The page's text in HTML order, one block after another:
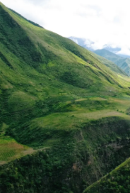
PEO
Auslagern von
INFRASTRUKTUR
Remote
Nahtlose
Plattform
Integrierte HR-
WACHSTUMSPHASE
Startups
Agile HR- und
Unternehmen
Mittelstand
vergrößern
Enterprise
Globale HR für
Informationen zu
LERNEN MIT
Forschung und
Fallstudien
HR-Glossar
Nederlands
Français
Deutsch
Español
Italiano
Português (Portugal)